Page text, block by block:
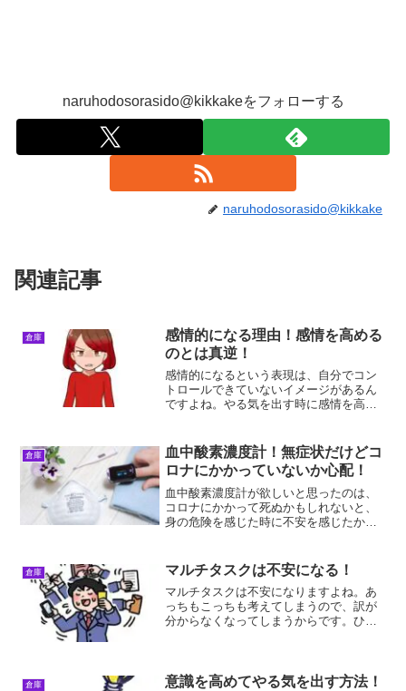
naruhodosorasido@kikkakeをフォローする
naruhodosorasido@kikkake
関連記事
倉庫
感情的になる理由！感情を高める
のとは真逆！
感情的になるという表現は、自分でコン
トロールできていないイメージがあるん
ですよね。やる気を出す時に感情を高め
すよ。感情的になる理由感情的になる理
由は、ネガティブになるか...
倉庫
血中酸素濃度計！無症状だけどコ
ロナにかかっていないか心配！
血中酸素濃度計が欲しいと思ったのは、
コロナにかかって死ぬかもしれないと、
身の危険を感じた時に不安を感じたから
出る程欲しがりましたよね。無症状だけ
ど血中酸素濃度を測ればコ...
倉庫 マルチタスクは不安になる！
マルチタスクは不安になりますよね。あ
っちもこっちも考えてしまうので、訳が
分からなくなってしまうからです。ひと
チタスクは不安になります。...
倉庫 意識を高めてやる気を出す方法！